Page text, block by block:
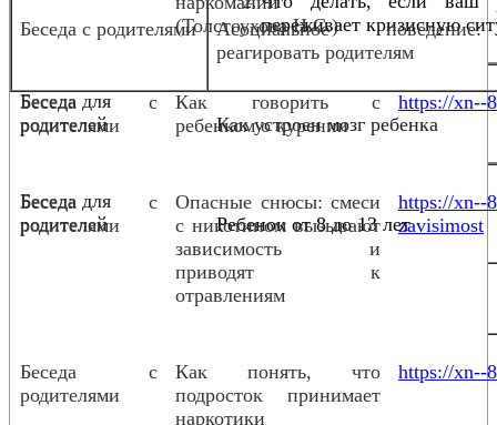
переживает кризисную
Беседа для
родителей
Как устроен мозг ребенка
Беседа для
родителей
Ребенок от 8 до 13 лет
(Толстоухова Н.С.)
Беседа с
родителями
Как говорить с
ребенком о курении
https://xn--
Беседа с
родителями
Опасные снюсы: смеси
с никотином вызывают
зависимость и
приводят к
отравлениям
https://xn--
zavisimost
Беседа с
родителями
Как понять, что
подросток принимает
наркотики
https://xn--
Беседа с родителями
Асоциальное
реагировать родителям